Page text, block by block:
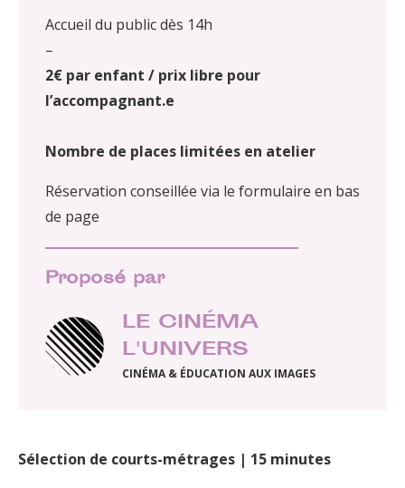
Accueil du public dès 14h
–
2€ par enfant / prix libre pour
l’accompagnant.e
Nombre de places limitées en atelier
Réservation conseillée via le formulaire en bas
de page
Proposé par
LE CINÉMA
L'UNIVERS
CINÉMA & ÉDUCATION AUX IMAGES
Sélection de courts-métrages | 15 minutes